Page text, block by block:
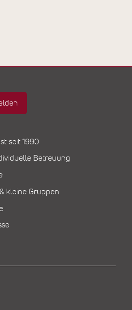
seit 1990
Betreuung
kleine Gruppen